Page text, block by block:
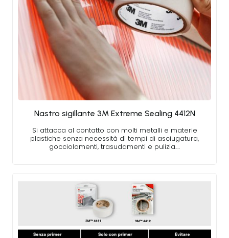
Nastro sigillante 3M Extreme Sealing 4412N
Si attacca al contatto con molti metalli e materie
plastiche senza necessità di tempi di asciugatura,
gocciolamenti, trasudamenti e pulizia.…